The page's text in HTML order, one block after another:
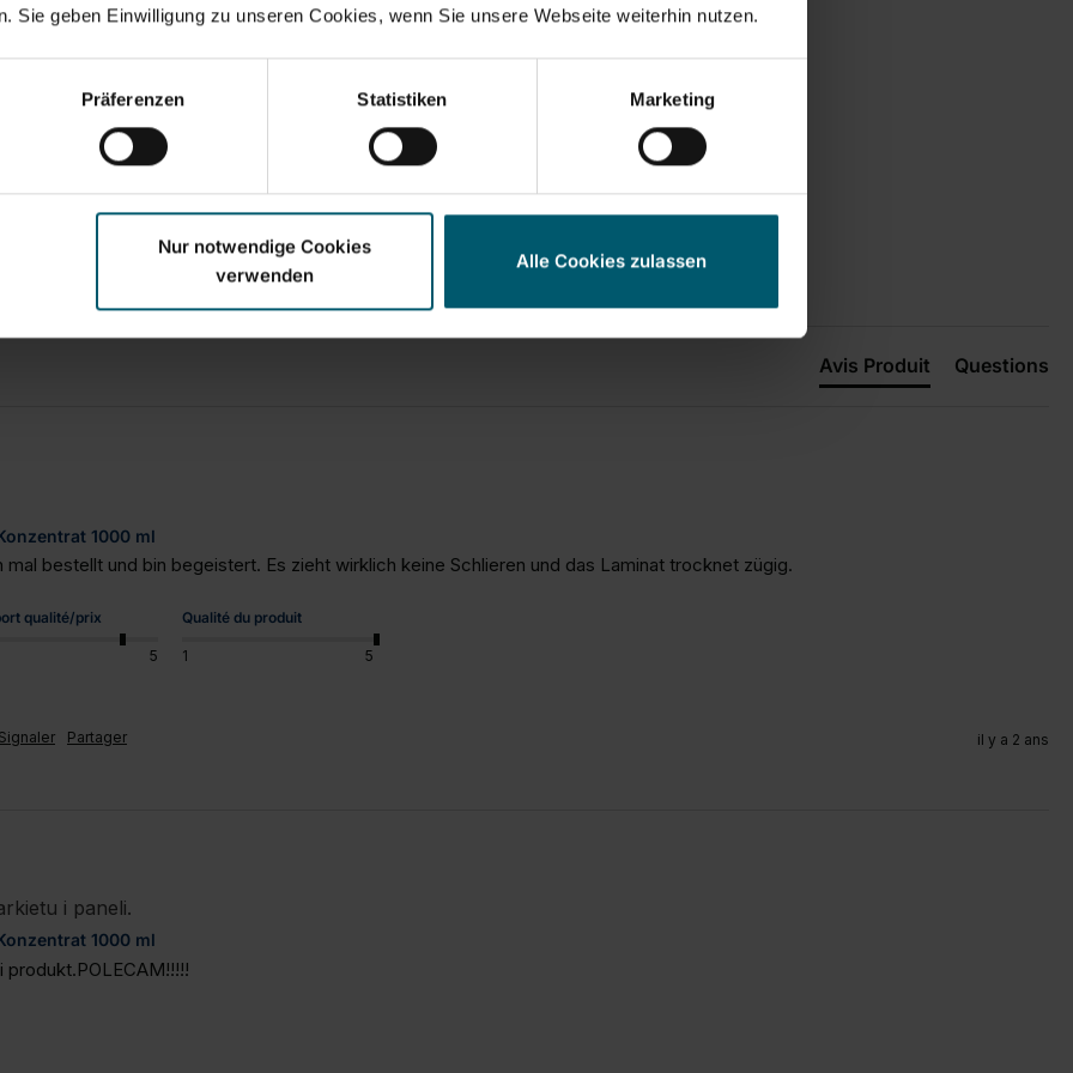
Sie geben Einwilligung zu unseren Cookies, wenn Sie unsere Webseite weiterhin nutzen.
Präferenzen Statistiken Marketing
Nur notwendige Cookies
verwenden
Alle Cookies zulassen
Avis Produit Questions
1000 ml
bestellt und bin begeistert. Es zieht wirklich keine Schlieren und das Laminat trocknet zügig.
qualité/prix
5
Qualité du produit
1 5
Signaler Partager il y a 2 ans
i paneli.
1000 ml